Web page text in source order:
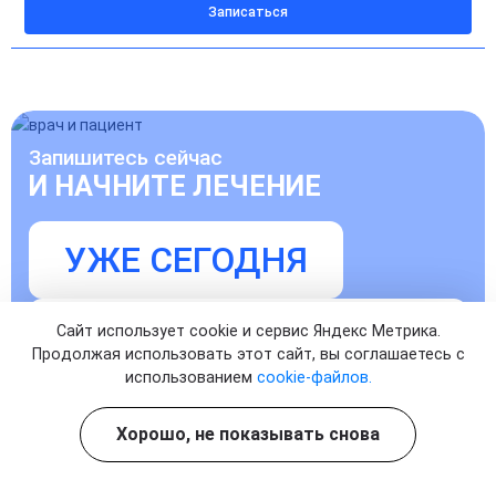
Записаться
Запишитесь сейчас
И НАЧНИТЕ ЛЕЧЕНИЕ
УЖЕ СЕГОДНЯ
Записаться на прием к врачу
Сайт использует cookie и сервис Яндекс Метрика.
Продолжая использовать этот сайт, вы соглашаетесь с
использованием cookie-файлов.
Хорошо, не показывать снова